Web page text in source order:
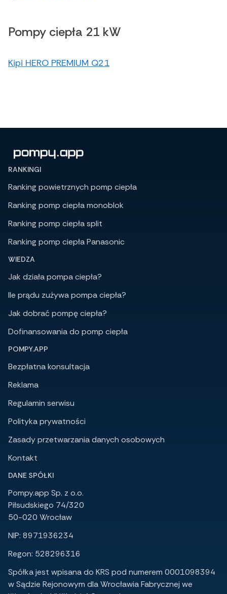
Pompy ciepła 21 kW
Kipi HERO PREMIUM Q21
RANKINGI
Ranking powietrznych pomp ciepła
Ranking pomp ciepła monoblok
Ranking pomp ciepła split
Ranking pomp ciepła Panasonic
WIEDZA
Jak działa pompa ciepła?
Ile prądu zużywa pompa ciepła?
Jak dobrać pompę ciepła?
Dofinansowania do pomp ciepła
POMPY.APP
Bezpłatna konsultacja
Reklama
Regulamin serwisu
Polityka prywatności
Zasady przetwarzania danych osobowych
Kontakt
DANE SPÓŁKI
Pompy.app Sp. z o.o.
Piłsudskiego 74/320
50-020 Wrocław
NIP: 8971936234
Regon: 528296316
Spółka jest wpisana do KRS pod numerem 0001098394
w Sądzie Rejonowym dla Wrocławia Fabrycznej we